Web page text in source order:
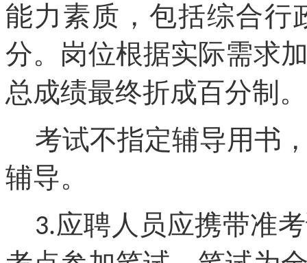
能力素质，包括综合行
分。岗位根据实际需求
总成绩最终折成百分制。
考试不指定辅导用书
辅导。
3.应聘人员应携带准